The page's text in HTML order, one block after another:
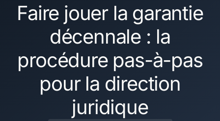
Faire jouer la garantie
décennale : la
procédure pas-à-pas
pour la direction
juridique